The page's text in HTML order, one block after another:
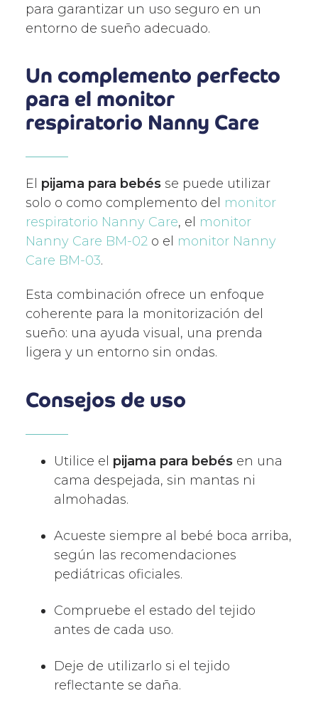
para garantizar un uso seguro en un
entorno de sueño adecuado.
Un complemento perfecto
para el monitor
respiratorio Nanny Care
El pijama para bebés se puede utilizar
solo o como complemento del monitor
respiratorio Nanny Care, el monitor
Nanny Care BM-02 o el monitor Nanny
Care BM-03.
Esta combinación ofrece un enfoque
coherente para la monitorización del
sueño: una ayuda visual, una prenda
ligera y un entorno sin ondas.
Consejos de uso
Utilice el pijama para bebés en una
cama despejada, sin mantas ni
almohadas.
Acueste siempre al bebé boca arriba,
según las recomendaciones
pediátricas oficiales.
Compruebe el estado del tejido
antes de cada uso.
Deje de utilizarlo si el tejido
reflectante se daña.